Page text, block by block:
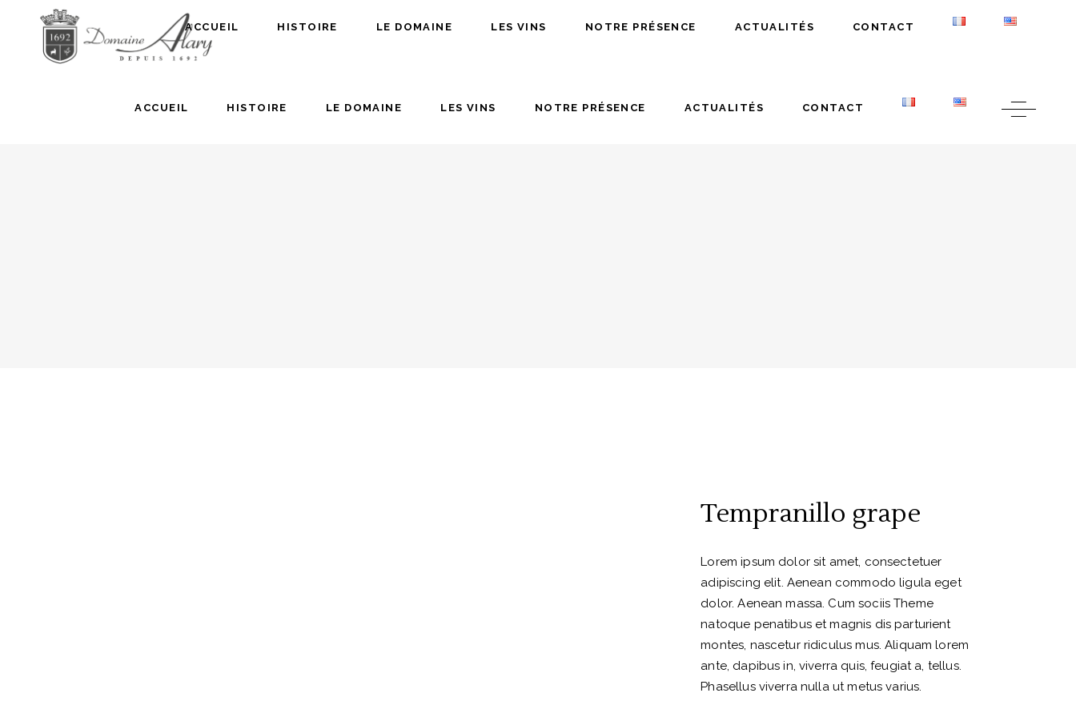
ACCUEIL HISTOIRE LE DOMAINE LES VINS NOTRE PRÉSENCE ACTUALITÉS CONTACT
ACCUEIL HISTOIRE LE DOMAINE LES VINS NOTRE PRÉSENCE ACTUALITÉS CONTACT
Tempranillo grape
Lorem ipsum dolor sit amet, consectetuer
adipiscing elit. Aenean commodo ligula eget
dolor. Aenean massa. Cum sociis Theme
natoque penatibus et magnis dis parturient
montes, nascetur ridiculus mus. Aliquam lorem
ante, dapibus in, viverra quis, feugiat a, tellus.
Phasellus viverra nulla ut metus varius.